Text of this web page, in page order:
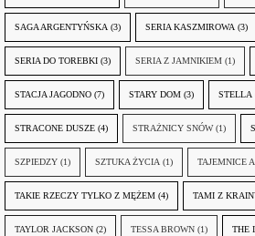
SAGA ARGENTYŃSKA (3) SERIA KASZMIROWA (3)
SERIA DO TOREBKI (3) SERIA Z JAMNIKIEM (1)
STACJA JAGODNO (7) STARY DOM (3) STELLA
STRACONE DUSZE (4) STRAŻNICY SNÓW (1)
SZPIEDZY (1) SZTUKA ŻYCIA (1) TAJEMNICE
TAKIE RZECZY TYLKO Z MĘŻEM (4) TAMI Z
TAYLOR JACKSON (2) TESSA BROWN (1) THE